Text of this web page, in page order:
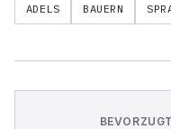
ADELS BAUERN